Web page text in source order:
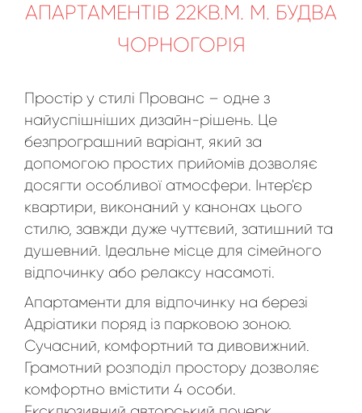
АПАРТАМЕНТІВ 22КВ.М. М. БУДВА
ЧОРНОГОРІЯ
Простір у стилі Прованс – одне з
найуспішніших дизайн-рішень. Це
безпрограшний варіант, який за
допомогою простих прийомів дозволяє
досягти особливої ​​атмосфери. Інтер'єр
квартири, виконаний у канонах цього
стилю, завжди дуже чуттєвий, затишний та
душевний. Ідеальне місце для сімейного
відпочинку або релаксу насамоті.
Апартаменти для відпочинку на березі
Адріатики поряд із парковою зоною.
Сучасний, комфортний та дивовижний.
Грамотний розподіл простору дозволяє
комфортно вмістити 4 особи.